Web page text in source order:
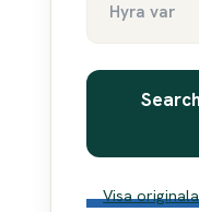
Hyra var
Visa